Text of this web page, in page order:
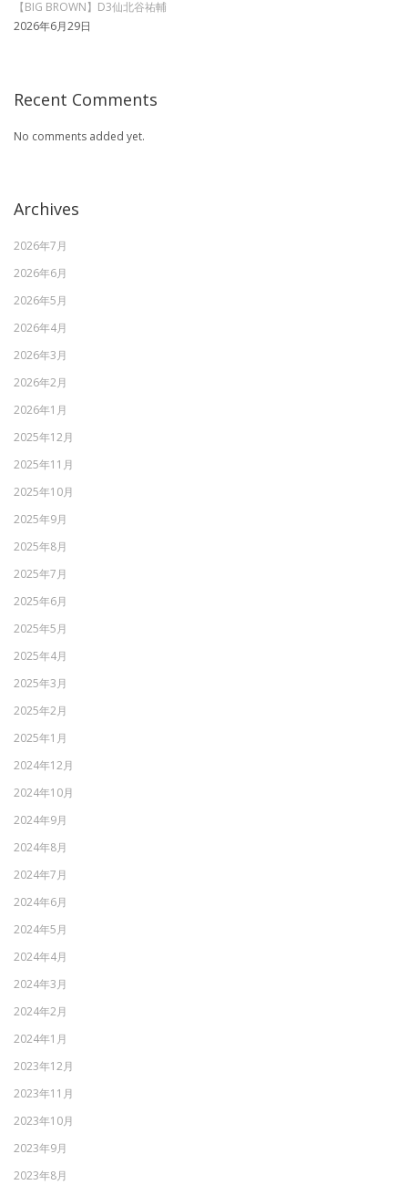
【BIG BROWN】D3仙北谷祐輔
2026年6月29日
Recent Comments
No comments added yet.
Archives
2026年7月
2026年6月
2026年5月
2026年4月
2026年3月
2026年2月
2026年1月
2025年12月
2025年11月
2025年10月
2025年9月
2025年8月
2025年7月
2025年6月
2025年5月
2025年4月
2025年3月
2025年2月
2025年1月
2024年12月
2024年10月
2024年9月
2024年8月
2024年7月
2024年6月
2024年5月
2024年4月
2024年3月
2024年2月
2024年1月
2023年12月
2023年11月
2023年10月
2023年9月
2023年8月